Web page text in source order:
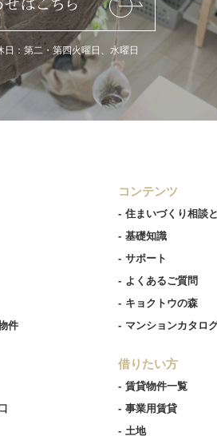
：第二・第四火曜日、水曜日
件
コンテンツ
住まいづくり相談
基礎知識
サポート
よくあるご質問
キョクトウの森
マンションカタロ
借りたい方
賃貸物件一覧
事業用賃貸
土地